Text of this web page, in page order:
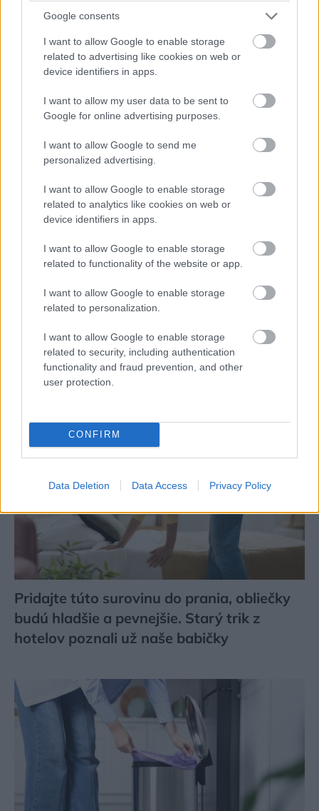
Google consents
I want to allow Google to enable storage
related to advertising like cookies on web or
device identifiers in apps.
I want to allow my user data to be sent to
Google for online advertising purposes.
I want to allow Google to send me
personalized advertising.
I want to allow Google to enable storage
related to analytics like cookies on web or
device identifiers in apps.
I want to allow Google to enable storage
related to functionality of the website or app.
I want to allow Google to enable storage
related to personalization.
I want to allow Google to enable storage
related to security, including authentication
functionality and fraud prevention, and other
user protection.
CONFIRM
Data Deletion Data Access Privacy Policy
Pozrite si viac
Deti už odrástli, tak si rodičia vytvorili dom
podľa seba. Majú perfektné bývanie pre
svoj život i pre vnúčatá
Pridajte túto surovinu do prania, obliečky
budú hladšie a pevnejšie. Starý trik z
hotelov poznali už naše babičky